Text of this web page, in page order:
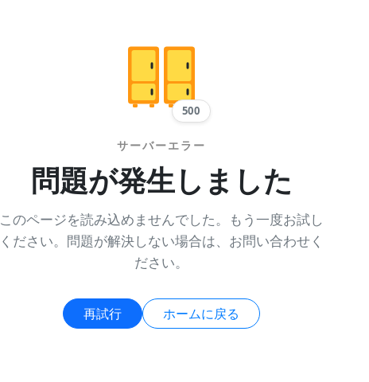
500
サーバーエラー
問題が発生しました
このページを読み込めませんでした。もう一度お試し
ください。問題が解決しない場合は、お問い合わせく
ださい。
再試行 ホームに戻る